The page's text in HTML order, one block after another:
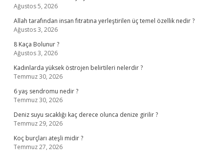
Ağustos 5, 2026
Allah tarafından insan fıtratına yerleştirilen üç temel özellik nedir ?
Ağustos 3, 2026
8 Kaça Bolunur ?
Ağustos 3, 2026
Kadınlarda yüksek östrojen belirtileri nelerdir ?
Temmuz 30, 2026
6 yaş sendromu nedir ?
Temmuz 30, 2026
Deniz suyu sıcaklığı kaç derece olunca denize girilir ?
Temmuz 29, 2026
Koç burçları ateşli midir ?
Temmuz 27, 2026